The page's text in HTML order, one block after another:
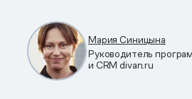
Мария Синицына
Руководитель
и CRM divan.ru